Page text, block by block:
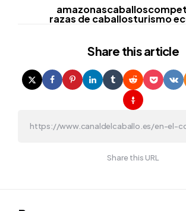
amazonascaballos
razas de caballosturismo
Share this article
Share this URL